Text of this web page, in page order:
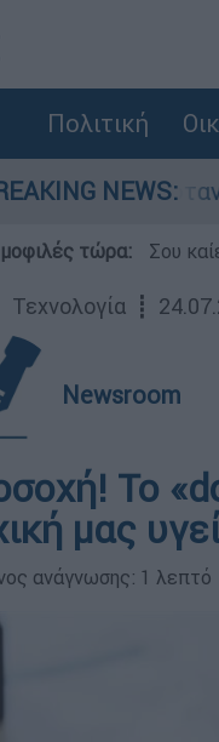
Πολιτική
NEWS:
στη
τώρα: Σου
Τεχνολογία ┋
Newsroom
Το
μας
ανάγνωσης: 1